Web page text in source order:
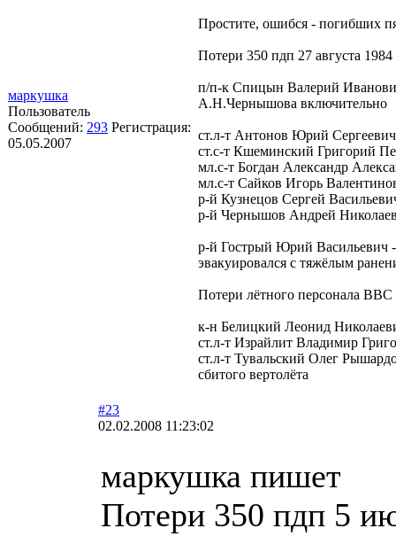
маркушка
Пользователь
Сообщений: 293 Регистрация:
05.05.2007
Простите, ошибся - погибших
Потери 350 пдп 27 августа 1984
п/п-к Спицын Валерий
А.Н.Чернышова включительно
ст.л-т Антонов Юрий Сергеевич
ст.с-т Кшеминский Григорий
мл.с-т Богдан Александр
мл.с-т Сайков Игорь
р-й Кузнецов Сергей
р-й Чернышов Андрей
р-й Гострый Юрий Васильевич -
эвакуировался с тяжёлым
Потери лётного персонала ВВС
к-н Белицкий Леонид
ст.л-т Израйлит Владимир
ст.л-т Тувальский Олег
сбитого вертолёта
#23
02.02.2008 11:23:02
маркушка пишет
Потери 350 пдп 5